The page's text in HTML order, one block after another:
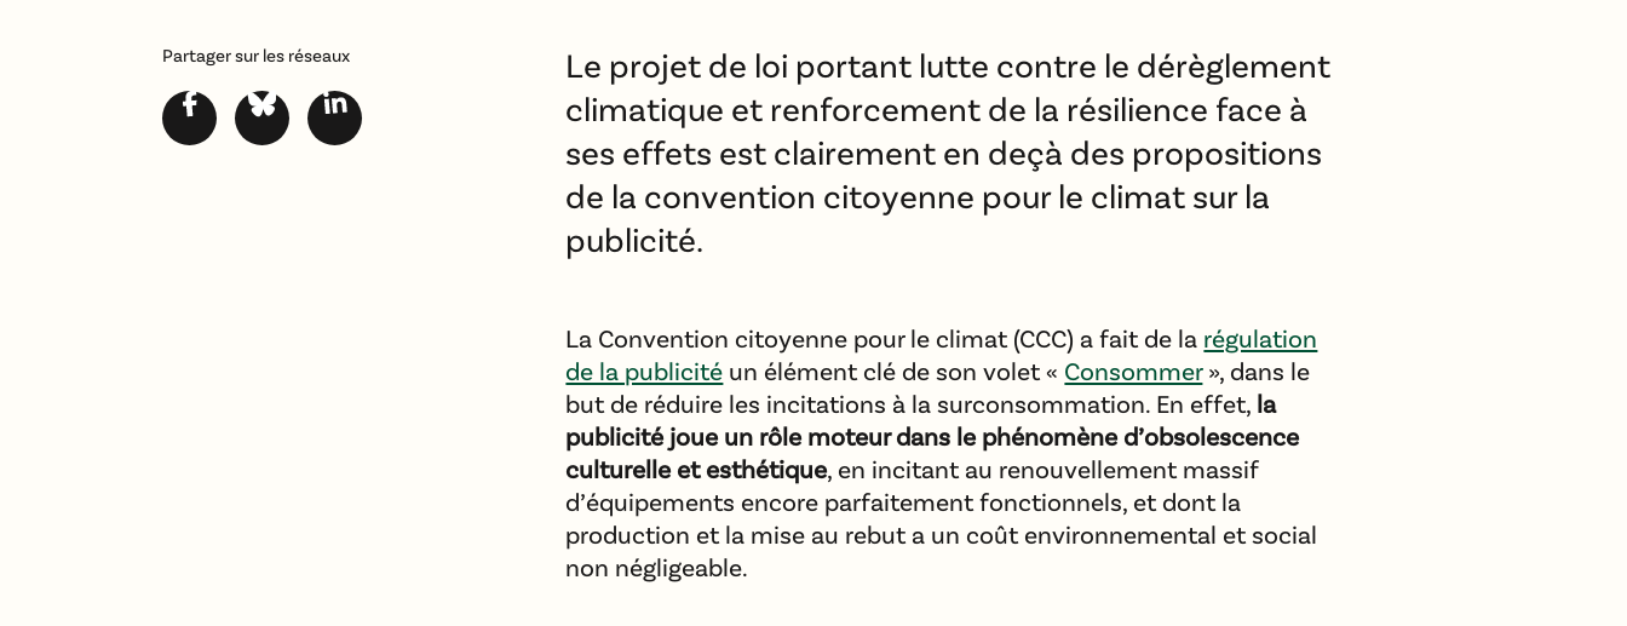
Partager sur les réseaux
Le projet de loi portant lutte contre le dérèglement
climatique et renforcement de la résilience face à
ses effets est clairement en deçà des propositions
de la convention citoyenne pour le climat sur la
publicité.
La Convention citoyenne pour le climat (CCC) a fait de la régulation
de la publicité un élément clé de son volet « Consommer», dans le
but de réduire les incitations à la surconsommation. En effet, la
publicité joue un rôle moteur dans le phénomène d’obsolescence
culturelle et esthétique, en incitant au renouvellement massif
d’équipements encore parfaitement fonctionnels, et dont la
production et la mise au rebut a un coût environnemental et social
non négligeable.